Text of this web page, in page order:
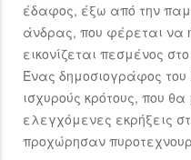
έδαφος, έξω από την
άνδρας, που φέρεται να
εικονίζεται πεσμένος
Ένας δημοσιογράφος του
ισχυρούς κρότους, που
ελεγχόμενες εκρήξεις
προχώρησαν